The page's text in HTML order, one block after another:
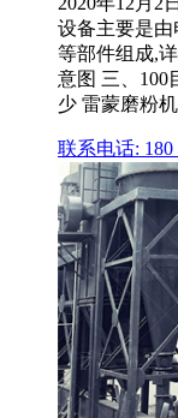
设备主要是
等部件组成,
意图 三、100
少 雷蒙磨粉
联系电话: 180